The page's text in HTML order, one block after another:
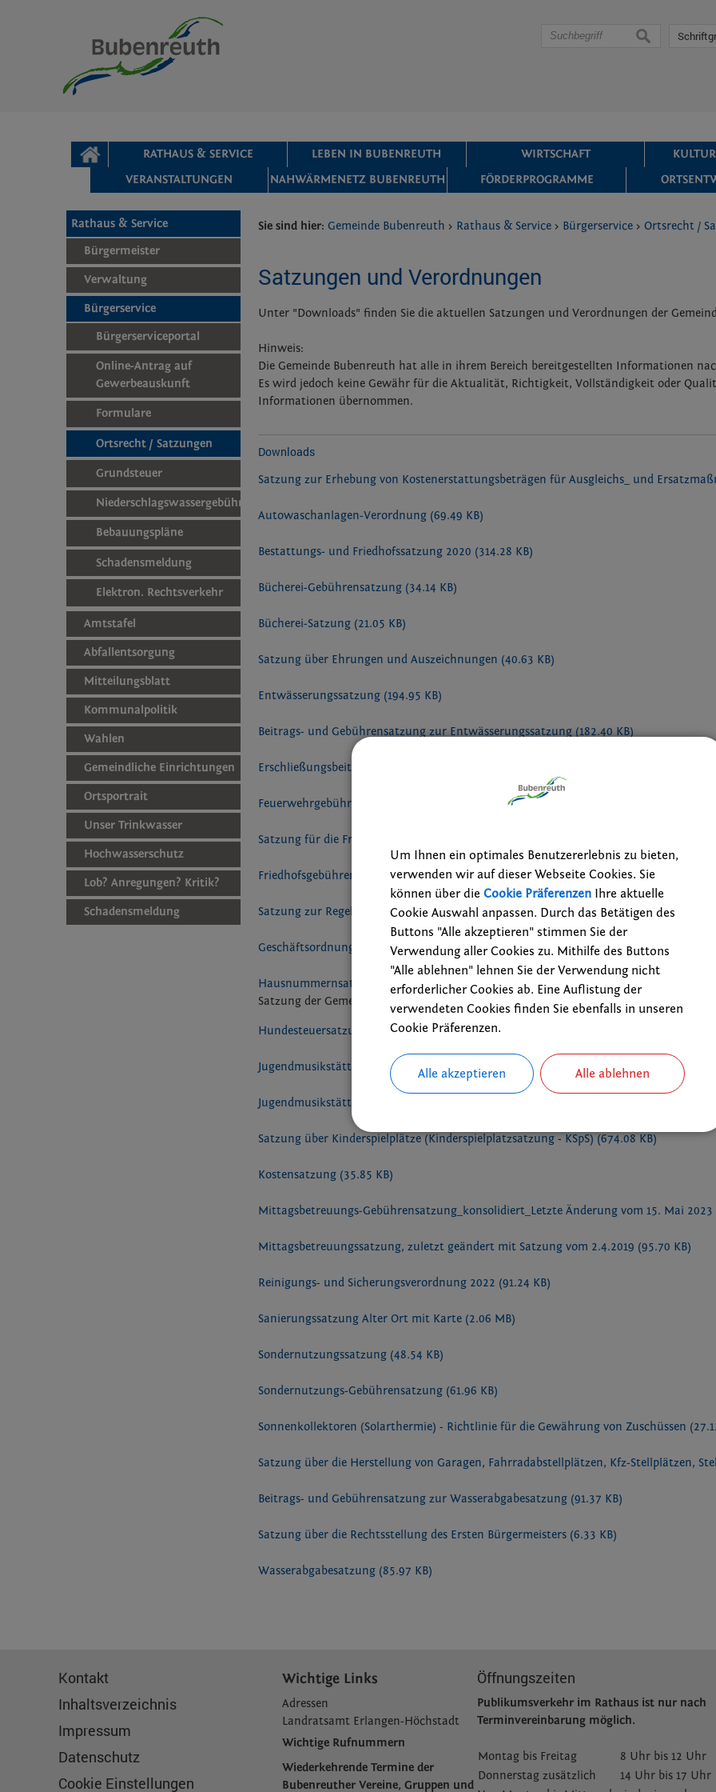
suchen
STARTSEITE RATHAUS & SERVICE LEBEN IN BUBENREUTH WIRTSCHAFT
VERANSTALTUNGEN
NAHWÄRMENETZ BUBENREUTH FÖRDERPROGRAMME
Rathaus & Service
Bürgermeister
Verwaltung
Bürgerservice
Bürgerserviceportal
Online-Antrag auf
Gewerbeauskunft
Formulare
Ortsrecht / Satzungen
Grundsteuer
Niederschlagswassergebühr
Bebauungspläne
Schadensmeldung
Elektron. Rechtsverkehr
Amtstafel
Abfallentsorgung
Mitteilungsblatt
Kommunalpolitik
Wahlen
Gemeindliche Einrichtungen
Ortsportrait
Unser Trinkwasser
Hochwasserschutz
Lob? Anregungen? Kritik?
Schadensmeldung
Sie sind hier: Gemeinde Bubenreuth > Rathaus & Service > Bürgerservice >Ortsrecht /
Satzungen und Verordnungen
Unter "Downloads" finden Sie die aktuellen Satzungen und Verordnungen der
Hinweis:
Die Gemeinde Bubenreuth hat alle in ihrem Bereich bereitgestellten Informationen
Es wird jedoch keine Gewähr für die Aktualität, Richtigkeit, Vollständigkeit oder
Informationen übernommen.
Downloads
Satzung zur Erhebung von Kostenerstattungsbeträgen für Ausgleichs_ und
Autowaschanlagen-Verordnung (69.49 KB)
Bestattungs- und Friedhofssatzung 2020 (314.28 KB)
Bücherei-Gebührensatzung (34.14 KB)
Bücherei-Satzung (21.05 KB)
Satzung über Ehrungen und Auszeichnungen (40.63 KB)
Entwässerungssatzung (194.95 KB)
Beitrags- und Gebührensatzung zur Entwässerungssatzung (182.40 KB)
Erschließungsbeitragssatzung_gültig ab 10052024
Feuerwehrgebührensatzung
Satzung für die Freiwillige Feuerwehr
Friedhofsgebührensatzung 2022(129.41 KB)
Satzung zur Regelung von Fragen des örtlichen Gemeindeverfassungsrecht_2026
Geschäftsordnung für den Gemeinderat von Bubenreuth 2026(337.32 KB)
Hausnummernsatzung
(29.01 KB)
Satzung der Gemeinde Bubenreuth über die Hausnummerierung sowie Benennung
Hundesteuersatzung (33.01 KB)
Jugendmusikstättensatzung (20.66 KB)
Jugendmusikstätten-Gebührensatzung_konsolidiert_letzte Änderung 13. Juli 2023
Satzung über Kinderspielplätze (Kinderspielplatzsatzung - KSpS) (674.08 KB)
Kostensatzung (35.85 KB)
Mittagsbetreuungs-Gebührensatzung_konsolidiert_Letzte Änderung vom 15. Mai 2023
Mittagsbetreuungssatzung, zuletzt geändert mit Satzung vom 2.4.2019 (95.70 KB)
Reinigungs- und Sicherungsverordnung 2022 (91.24 KB)
Sanierungssatzung Alter Ort mit Karte (2.06 MB)
Sondernutzungssatzung (48.54 KB)
Sondernutzungs-Gebührensatzung (61.96 KB)
Sonnenkollektoren (Solarthermie) - Richtlinie für die Gewährung von Zuschüssen
Satzung über die Herstellung von Garagen, Fahrradabstellplätzen, Kfz-Stellplätzen,
Beitrags- und Gebührensatzung zur Wasserabgabesatzung (91.37 KB)
Satzung über die Rechtsstellung des Ersten Bürgermeisters (6.33 KB)
Wasserabgabesatzung (85.97 KB)
Kontakt
Inhaltsverzeichnis
Impressum
Datenschutz
Cookie Einstellungen
Wichtige Links
Adressen
Landratsamt Erlangen-Höchstadt
Wichtige Rufnummern
Wiederkehrende Termine der
Bubenreuther Vereine, Gruppen und
Öffnungszeiten
Publikumsverkehr im Rathaus ist nur nach
Terminvereinbarung möglich.
Montag bis Freitag
8 Uhr bis 12 Uhr
Donnerstag zusätzlich
14 Uhr bis 17 Uhr
Um Ihnen ein optimales Benutzererlebnis zu bieten,
verwenden wir auf dieser Webseite Cookies. Sie
können über die Cookie PräferenzenIhre aktuelle
Cookie Auswahl anpassen. Durch das Betätigen des
Buttons "Alle akzeptieren" stimmen Sie der
Verwendung aller Cookies zu. Mithilfe des Buttons
"Alle ablehnen" lehnen Sie der Verwendung nicht
erforderlicher Cookies ab. Eine Auflistung der
verwendeten Cookies finden Sie ebenfalls in unseren
Cookie Präferenzen.
Alle akzeptieren Alle ablehnen